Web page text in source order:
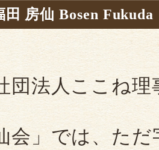
田 房仙 Bosen Fukuda
団法人ここね
会」では、た